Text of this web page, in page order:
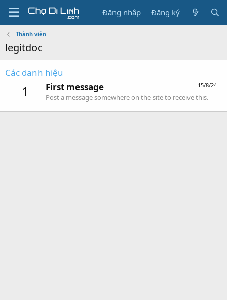
Đăng nhập Đăng ký
Thành viên
legitdoc
Các danh hiệu
1 15/8/24
First message
Post a message somewhere on the site to receive this.